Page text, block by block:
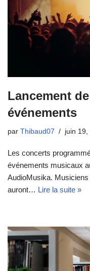
Lancement
événements
par Thibaud07 juin 19,
Les concerts
événements musicaux
AudioMusika. Musiciens
auront… Lire la suite »